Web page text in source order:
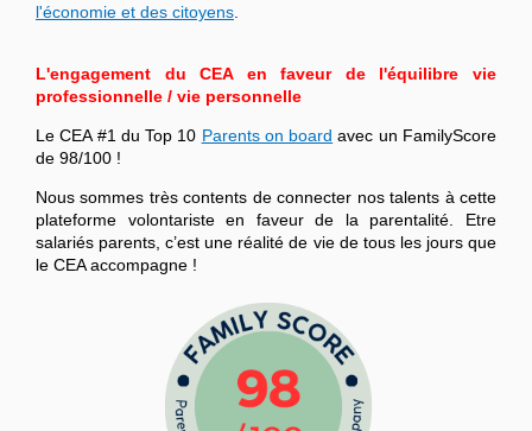
l'économie et des citoyens
L'engagement du CEA en faveur de l'équilibre vie
professionnelle / vie personnelle
Le CEA #1 du Top 10 Parents on board avec un FamilyScore
de 98/100 !
Nous sommes très contents de connecter nos talents à cette
plateforme volontariste en faveur de la parentalité. Etre
salariés parents, c’est une réalité de vie de tous les jours que
le CEA accompagne !